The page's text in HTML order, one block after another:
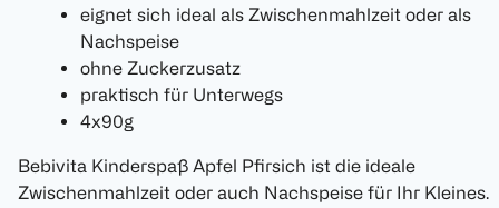
eignet sich ideal als Zwischenmahlzeit oder als
Nachspeise
ohne Zuckerzusatz
praktisch für Unterwegs
4x90g
Bebivita Kinderspaß Apfel Pfirsich ist die ideale
Zwischenmahlzeit oder auch Nachspeise für Ihr Kleines.